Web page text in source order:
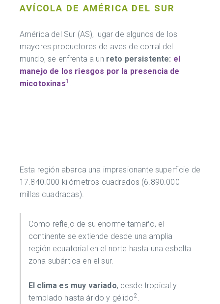
AVÍCOLA DE AMÉRICA DEL SUR
América del Sur (AS), lugar de algunos de los
mayores productores de aves de corral del
mundo, se enfrenta a un reto persistente: el
manejo de los riesgos por la presencia de
micotoxinas1
Esta región abarca una impresionante superficie de
17.840.000 kilómetros cuadrados (6.890.000
millas cuadradas).
Como reflejo de su enorme tamaño, el
continente se extiende desde una amplia
región ecuatorial en el norte hasta una esbelta
zona subártica en el sur.
El clima es muy variado, desde tropical y
templado hasta árido y gélido2